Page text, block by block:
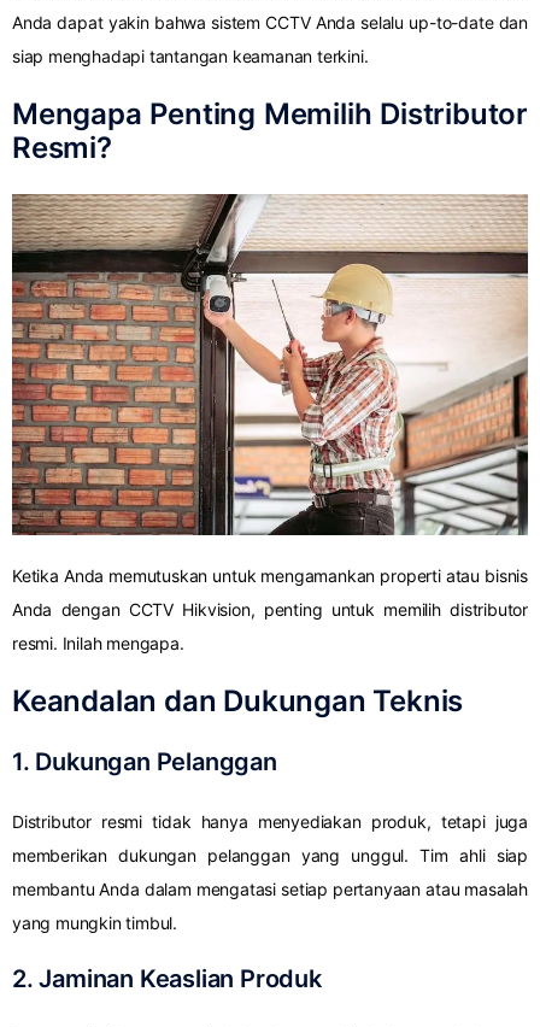
Anda dapat yakin bahwa sistem CCTV Anda selalu up-to-date dan
siap menghadapi tantangan keamanan terkini.
Mengapa Penting Memilih Distributor
Resmi?
Ketika Anda memutuskan untuk mengamankan properti atau bisnis
Anda dengan CCTV Hikvision, penting untuk memilih distributor
resmi. Inilah mengapa.
Keandalan dan Dukungan Teknis
1. Dukungan Pelanggan
Distributor resmi tidak hanya menyediakan produk, tetapi juga
memberikan dukungan pelanggan yang unggul. Tim ahli siap
membantu Anda dalam mengatasi setiap pertanyaan atau masalah
yang mungkin timbul.
2. Jaminan Keaslian Produk